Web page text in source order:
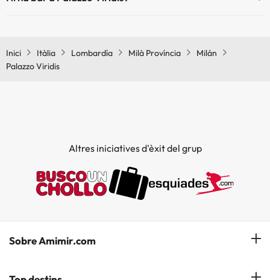
Inici Itàlia Lombardía Milà Província
Milán
Palazzo Viridis
Altres iniciatives d'èxit del grup
Sobre Amimir.com
¿Qui som?